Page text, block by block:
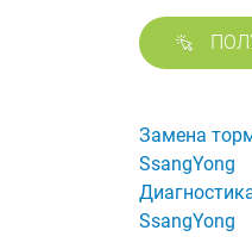
Замена
SsangYong
SsangYong